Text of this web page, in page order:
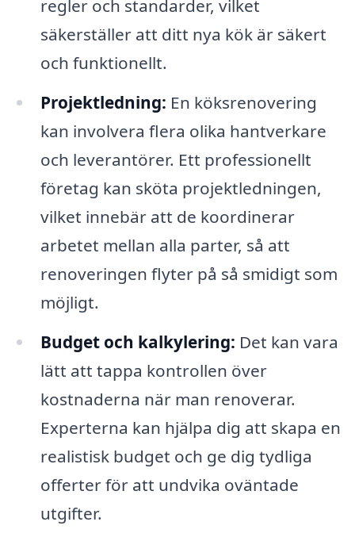
regler och standarder, vilket
säkerställer att ditt nya kök är säkert
och funktionellt.
Projektledning: En köksrenovering
kan involvera flera olika hantverkare
och leverantörer. Ett professionellt
företag kan sköta projektledningen,
vilket innebär att de koordinerar
arbetet mellan alla parter, så att
renoveringen flyter på så smidigt som
möjligt.
Budget och kalkylering: Det kan vara
lätt att tappa kontrollen över
kostnaderna när man renoverar.
Experterna kan hjälpa dig att skapa en
realistisk budget och ge dig tydliga
offerter för att undvika oväntade
utgifter.